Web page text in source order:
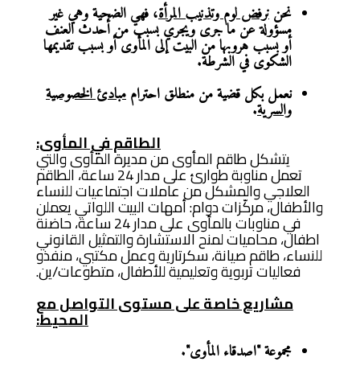
نحننرفض لوم وتذنيب المرأة، فهي الضحية وهي غير
مسؤولة عن ما جرى ويجري بسبب من أحدث العنف
أو بسبب هروبها من البيت إلى المأوى أو بسبب تقديمها
الشكوى في الشرطة.
نعمل بكل قضية من منطلق احتراممبادئ الخصوصية
والسرية.
الطاقم في المأوى:
يتشكل طاقم المأوى من مديرة المأوى والتي
تعمل مناوبة طوارئ على مدار 24 ساعة، الطاقم
العلاجي والمشكل من عاملات اجتماعيات للنساء
والأطفال، مركّزات دوام: أمهات البيت اللواتي يعملن
في مناوبات بالمأوى على مدار 24 ساعة، حاضنة
اطفال، محاميات لمنح الاستشارة والتمثيل القانوني
للنساء، طاقم صيانة، سكرتارية وعمل مكتبي، منفذو
فعاليات تربوية وتعليمية للأطفال، متطوعات/ين.
مشاريع خاصة على مستوى التواصل مع
المحيط:
مجموعة "اصدقاء المأوى".